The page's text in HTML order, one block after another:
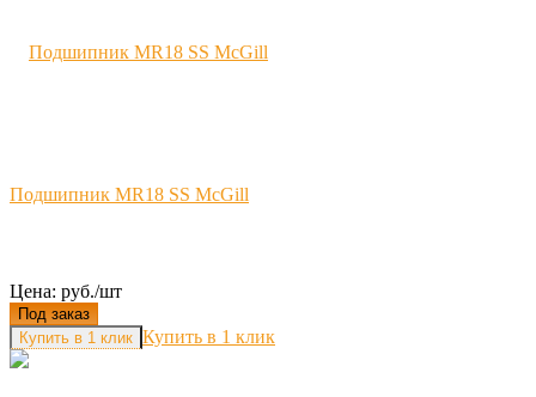
Подшипник MR18 SS McGill
Цена: руб./шт
Под заказ
Купить в 1 клик